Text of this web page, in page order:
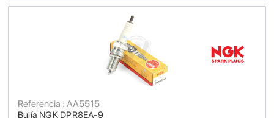
Bujía NGK DPR8EA-9
Referencia : AA5515